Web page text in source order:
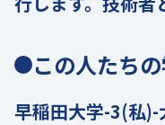
この人たち
早稲田大学-3(私)-